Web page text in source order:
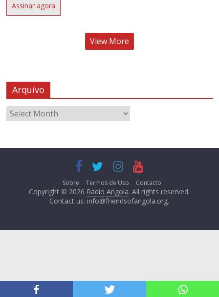
Assinar agora
View More
Arquivo
Sobre Termos de Uso Contacto
Copyright © 2026 Radio Angola. All rights reserved.
Contact us: info@friendsofangola.org.